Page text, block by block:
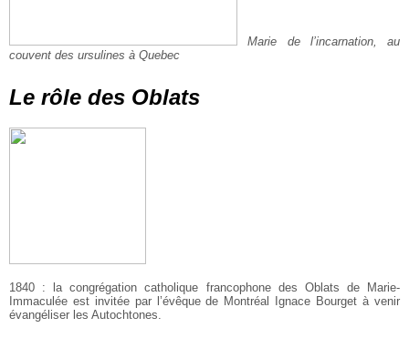
Marie de l’incarnation, au
couvent des ursulines à Quebec
Le rôle des Oblats
1840 : la congrégation catholique francophone des Oblats de Marie-
Immaculée est invitée par l’évêque de Montréal Ignace Bourget à venir
évangéliser les Autochtones.